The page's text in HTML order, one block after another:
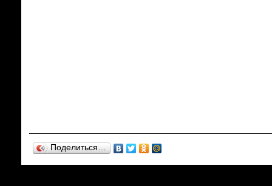
Поделиться…